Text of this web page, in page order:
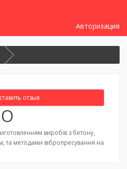
Авторизация
отзыв
виробів з бетону,
та методами вібропресування на